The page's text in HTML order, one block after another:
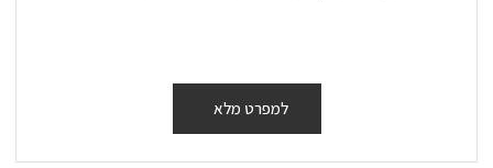
למפרט מלא